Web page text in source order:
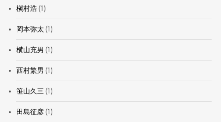
槇村浩(1)
岡本弥太 (1)
横山充男 (1)
西村繁男 (1)
笹山久三 (1)
田島征彦(1)